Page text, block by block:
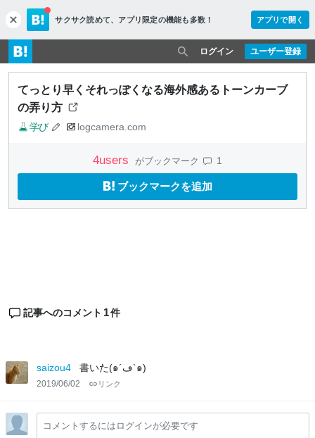
c
l
o
s
e
サクサク読めて、 アプリ限定の機能も多数！ アプリで開く
ユーザー登録
ログイン
てっとり早くそれっぽくなる海外感あるトーンカーブ
の弄り方
学び logcamera.com
4users がブックマーク 1
ブックマークを追加
記事へのコメント 1件
saizou4 書いた(๑´ڡ`๑)
2019/06/02 リンク
コメントするにはログインが必要です